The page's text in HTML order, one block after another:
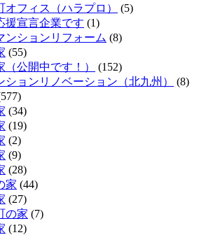
オフィス（ハラプロ）
(5)
援宣言企業です (1)
ンションリフォーム (8)
(55)
（公開中です！）
(152)
ションリノベーション（北九州）
(8)
(34)
(19)
(2)
(9)
(28)
家 (44)
(27)
の家 (7)
(12)